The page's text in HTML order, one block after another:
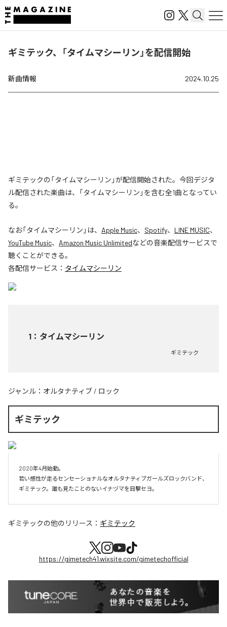
ギミテック、「タイムマシーリン」を配信開始
新曲情報 2024.10.25
ギミテックの「タイムマシーリン」が配信開始された。今回デジタ
ル配信された楽曲は、「タイムマシーリン」を含む全1曲となってい
る。
なお「タイムマシーリン 」は、 Apple Music、 Spotify、 LINE MUSIC、
YouTube Music、 Amazon Music Unlimitedなどの音楽配信サービスで
聴くことができる。
各配信サービス： タイムマシーリン
1 ： タイムマシーリン
ギミテック
ジャンル： オルタナティブ / ロック
ギミテック
2020年4月始動。
若い感性が走るセンセーショナルなオルタナティブガールズロックバンド、
ギミテック。誰も見たことのないイナヅマを目撃セヨ。
ギミテックの他のリリース： ギミテック
https://gimetech41.wixsite.com/gimetechofficial